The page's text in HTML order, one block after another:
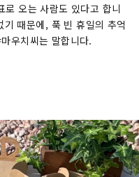
로 오는 사람도 있다고 합니
때문에, 푹 빈 휴일의 추억
우치씨는 말합니다.